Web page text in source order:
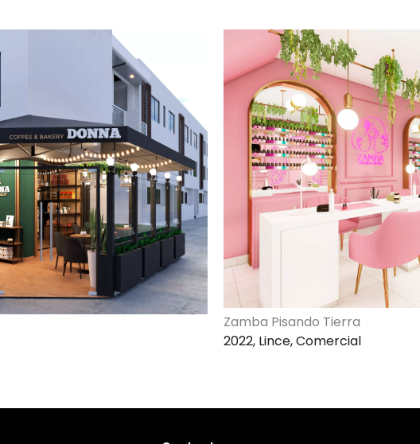
Zamba Pisando Tierra
2022, Lince, Comercial